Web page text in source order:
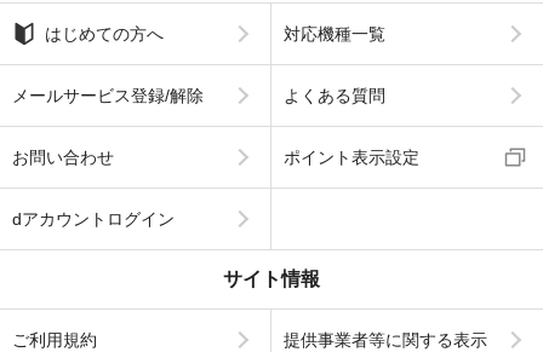
はじめての方へ 対応機種一覧
メールサービス登録/解除 よくある質問
お問い合わせ ポイント表示設定
dアカウントログイン
サイト情報
ご利用規約 提供事業者等に関する表示